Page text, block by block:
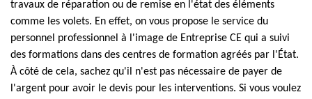
travaux de réparation ou de remise en l'état des éléments
comme les volets. En effet, on vous propose le service du
personnel professionnel à l'image de Entreprise CE qui a suivi
des formations dans des centres de formation agréés par l'État.
À côté de cela, sachez qu'il n'est pas nécessaire de payer de
l'argent pour avoir le devis pour les interventions. Si vous voulez